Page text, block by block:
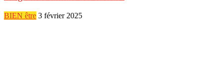
BIEN être 3 février 2025